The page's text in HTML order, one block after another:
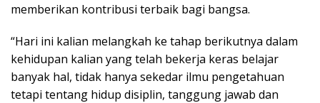
memberikan kontribusi terbaik bagi bangsa.
“Hari ini kalian melangkah ke tahap berikutnya dalam
kehidupan kalian yang telah bekerja keras belajar
banyak hal, tidak hanya sekedar ilmu pengetahuan
tetapi tentang hidup disiplin, tanggung jawab dan